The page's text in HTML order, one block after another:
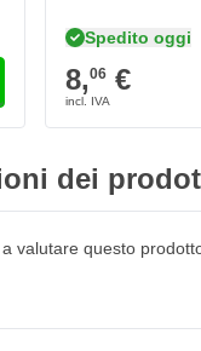
Spedito oggi
8,06€
dei
valutare questo